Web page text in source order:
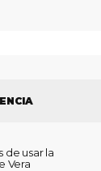
de usar la
Vera